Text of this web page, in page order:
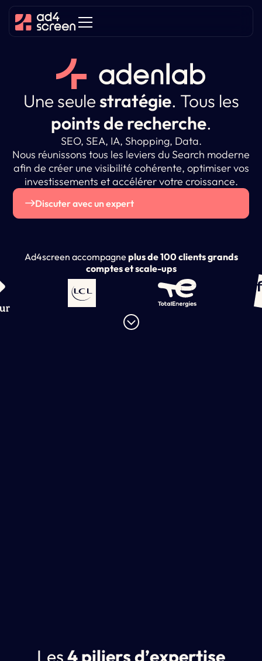
Une seulestratégie. Tous les
points de recherche.
SEO, SEA, IA, Shopping, Data.
Nous réunissons tous les leviers du Search moderne
afin de créer une visibilité cohérente, optimiser vos
investissements et accélérer votre croissance.
Discuter avec un expert
Ad4screen accompagne plus de 100 clients grands
comptes et scale-ups
Les4piliersd’expertise